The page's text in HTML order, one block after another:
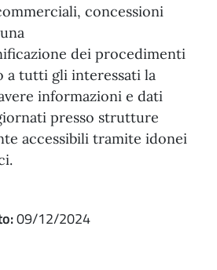
concessioni
dei procedimenti
a tutti gli interessati la
informazioni e dati
presso strutture
accessibili tramite idonei
09/12/2024